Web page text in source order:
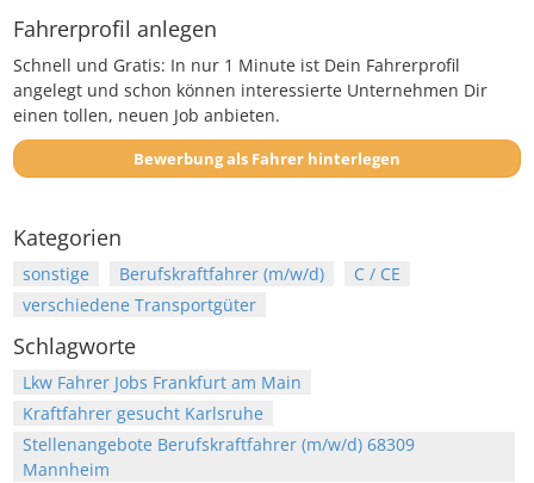
Fahrerprofil anlegen
Schnell und Gratis: In nur 1 Minute ist Dein Fahrerprofil
angelegt und schon können interessierte Unternehmen Dir
einen tollen, neuen Job anbieten.
Bewerbung als Fahrer hinterlegen
Kategorien
sonstige Berufskraftfahrer (m/w/d)
C / CE
verschiedene Transportgüter
Schlagworte
Lkw Fahrer Jobs Frankfurt am Main
Kraftfahrer gesucht Karlsruhe
Stellenangebote Berufskraftfahrer (m/w/d) 68309
Mannheim